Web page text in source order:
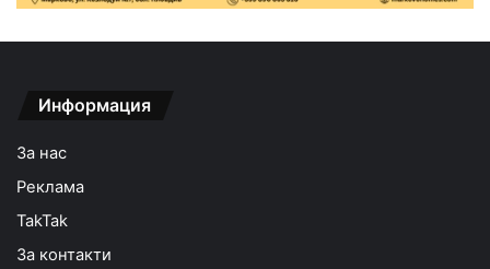
Информация
За нас
Реклама
TakTak
За контакти